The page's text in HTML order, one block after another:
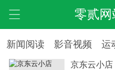
零贰
新闻阅读 影音视频 运
京东云小店